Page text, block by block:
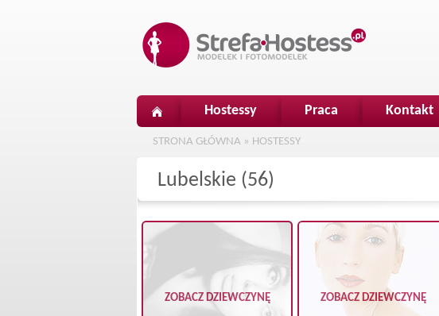
Hostessy Praca Kontakt
STRONA GŁÓWNA » HOSTESSY
Lubelskie (56)
ZOBACZ DZIEWCZYNĘ ZOBACZ DZIEWCZYNĘ